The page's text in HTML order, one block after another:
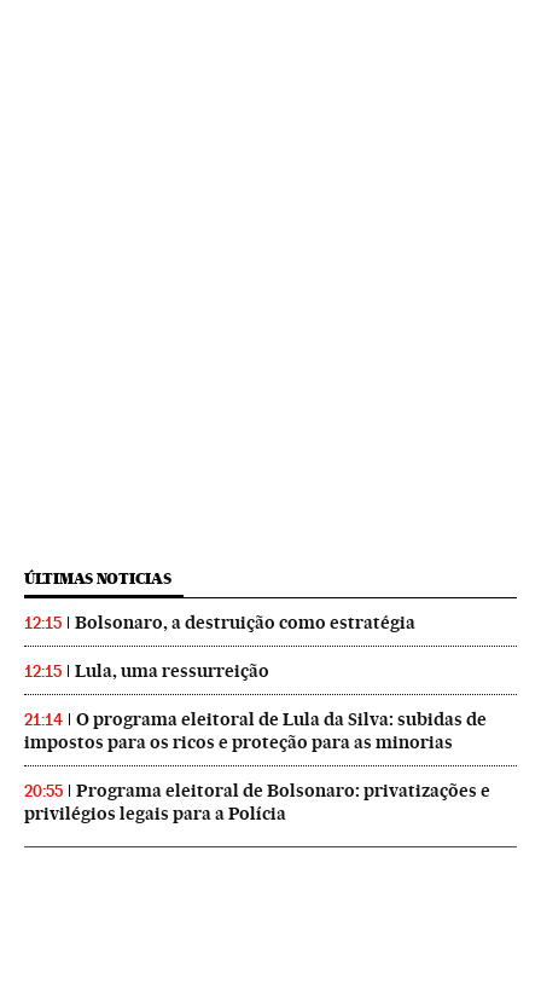
ÚLTIMAS NOTICIAS
12:15 Bolsonaro, a destruição como estratégia
12:15 Lula, uma ressurreição
21:14
O programa eleitoral de Lula da Silva: subidas de
impostos para os ricos e proteção para as minorias
20:55
Programa eleitoral de Bolsonaro: privatizações e
privilégios legais para a Polícia